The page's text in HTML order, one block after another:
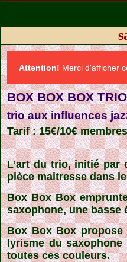
Attention! Merci d'afficher
BOX BOX BOX TRIO
trio aux influences
Tarif : 15€/10€
L’art du trio, initié par
pièce maitresse dans
Box Box Box
saxophone, une basse
Box Box Boxpropose
lyrisme du
toutes ces couleurs.